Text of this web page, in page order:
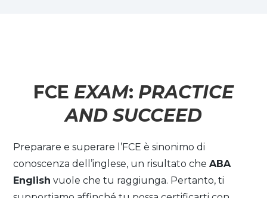
FCE EXAM: PRACTICE
AND SUCCEED
Preparare e superare l’FCE è sinonimo di
conoscenza dell’inglese, un risultato cheABA
English vuole che tu raggiunga. Pertanto, ti